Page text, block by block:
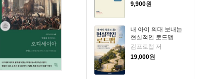
9,900원
내 아이 의대 보내는
현실적인 로드맵
김프로랩 저
19,000원